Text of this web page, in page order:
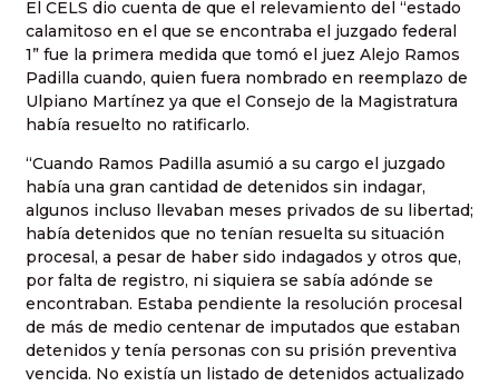
El CELS dio cuenta de que el relevamiento del “estado
calamitoso en el que se encontraba el juzgado federal
1” fue la primera medida que tomó el juez Alejo Ramos
Padilla cuando, quien fuera nombrado en reemplazo de
Ulpiano Martínez ya que el Consejo de la Magistratura
había resuelto no ratificarlo.
“Cuando Ramos Padilla asumió a su cargo el juzgado
había una gran cantidad de detenidos sin indagar,
algunos incluso llevaban meses privados de su libertad;
había detenidos que no tenían resuelta su situación
procesal, a pesar de haber sido indagados y otros que,
por falta de registro, ni siquiera se sabía adónde se
encontraban. Estaba pendiente la resolución procesal
de más de medio centenar de imputados que estaban
detenidos y tenía personas con su prisión preventiva
vencida. No existía un listado de detenidos actualizado